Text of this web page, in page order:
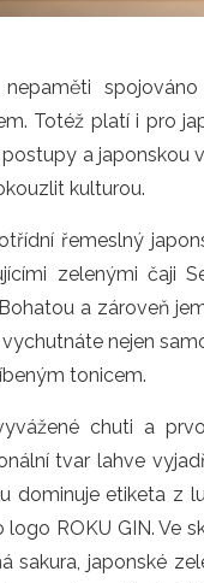
Totéž platí i pro
a japonskou
kulturou.
řemeslný
zelenými čaji
a zároveň
vychutnáte nejen
tonicem.
chuti a
tvar lahve
dominuje etiketa z
ROKU GIN. Ve
sakura, japonské